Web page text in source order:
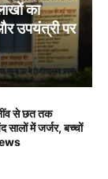
का
उपयंत्री पर
से छत तक
में जर्जर, बच्चों